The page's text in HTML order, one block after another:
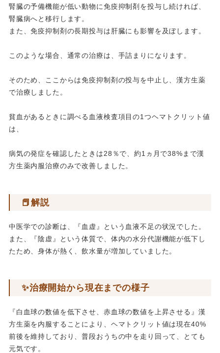
腎臓の予備機能が低い動物に免疫抑制剤を投与し続ければ、
腎臓病へと移行します。
また、免疫抑制剤の長期投与は肝臓にも影響を及ぼします。
このような場合、通常の治療は、手詰まりになります。
そのため、ここからは免疫抑制剤の投与を中止し、漢方生薬
で治療しました。
貧血があるときに調べる血液検査項目の1つヘマトクリット値
は、
病気の発症を確認したときは28％で、約1ヵ月で38%まで漢
方生薬内服治療のみで改善しました。
📕解説
中医学での診断は、『血虚』という血液不足の状況でした。
また、『陰虚』という体質で、体内の水分代謝機能が低下し
たため、身体が熱く、飲水量が増加していました。
✨治療開始から現在までの様子
『白血球の数値を低下させ、赤血球の数値を上昇させる』漢
方生薬を内服することにより、ヘマトクリット値は現在40%
前後を維持しており、普段おうちの中を走り回って、とても
元気です。